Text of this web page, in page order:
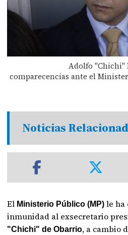
Adolfo "Chichi"
comparecencias ante el
Noticias
El Ministerio Público (MP) le ha
inmunidad al exsecretario
"Chichi" de Obarrio, a cambio